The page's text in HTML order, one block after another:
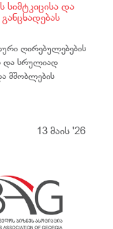
სიმტკიცისა და
ღირებულებების
და სრულიად
მშობლების
13 მაის '26